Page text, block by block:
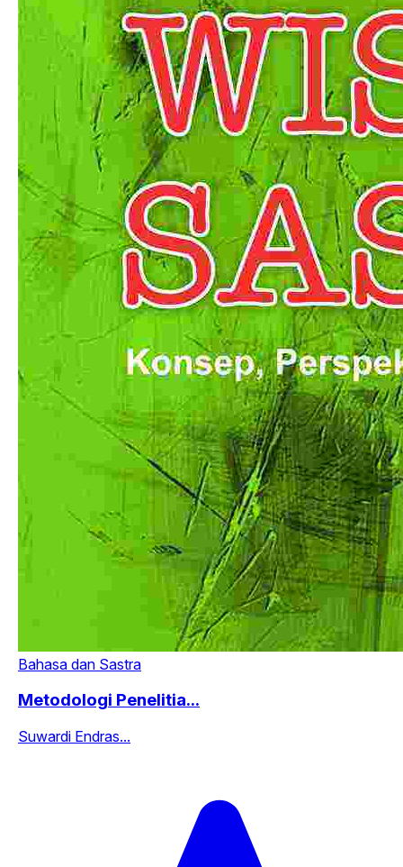
Bahasa dan Sastra
Metodologi Penelitia...
Suwardi Endras...